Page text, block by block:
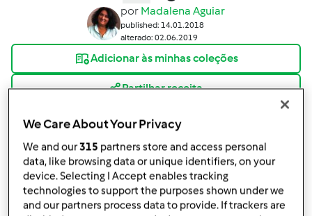
por Madalena Aguiar
published: 14.01.2018
alterado: 02.06.2019
Adicionar às minhas coleções
Partilhar receita
Ingredientes
We Care About Your Privacy
We and our315 partners store and access personal
data, like browsing data or unique identifiers, on your
device. Selecting I Accept enables tracking
technologies to support the purposes shown under we
and our partners process data to provide. If trackers are